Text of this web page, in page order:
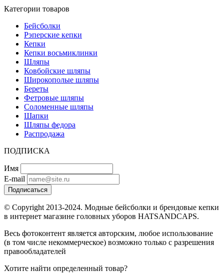
Категории товаров
Бейсболки
Рэперские кепки
Кепки
Кепки восьмиклинки
Шляпы
Ковбойские шляпы
Широкополые шляпы
Береты
Фетровые шляпы
Соломенные шляпы
Шапки
Шляпы федора
Распродажа
ПОДПИСКА
Имя
E-mail
Подписаться
© Copyright 2013-2024. Модные бейсболки и брендовые кепки
в интернет магазине головных уборов HATSANDCAPS.
Весь фотоконтент является авторским, любое использование
(в том числе некоммерческое) возможно только с разрешения
правообладателей
Хотите найти определенный товар?